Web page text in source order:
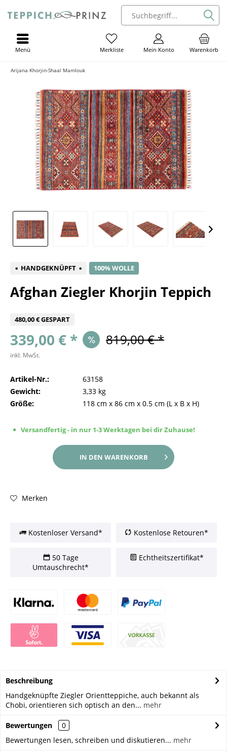
Warenkorb
Mein Konto
Merkliste
Menü
Arijana Khorjin-Shaal Mamlouk
HANDGEKNÜPFT 100% WOLLE
Afghan Ziegler Khorjin Teppich
480,00 € GESPART
339,00 € * 819,00 € *
inkl. MwSt.
Artikel-Nr.:
63158
Gewicht:
3,33 kg
Größe:
118 cm x 86 cm x 0.5 cm (L x B x H)
Versandfertig - in nur 1-3 Werktagen bei dir Zuhause!
IN DEN WARENKORB
Merken
Kostenloser Versand* Kostenlose Retouren*
50 Tage
Umtauschrecht*
Echtheitszertifikat*
Beschreibung
Handgeknüpfte Ziegler Orientteppiche, auch bekannt als
Chobi, orientieren sich optisch an den... mehr
Bewertungen
0
Bewertungen lesen, schreiben und diskutieren... mehr